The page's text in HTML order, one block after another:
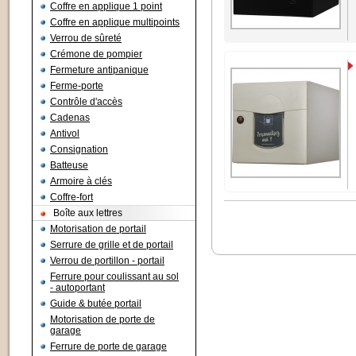
Coffre en applique 1 point
Coffre en applique multipoints
Verrou de sûreté
Crémone de pompier
Fermeture antipanique
Ferme-porte
Contrôle d'accès
Cadenas
Antivol
Consignation
Batteuse
Armoire à clés
Coffre-fort
Boîte aux lettres
Motorisation de portail
Serrure de grille et de portail
Verrou de portillon - portail
Ferrure pour coulissant au sol
- autoportant
Guide & butée portail
Motorisation de porte de
garage
Ferrure de porte de garage